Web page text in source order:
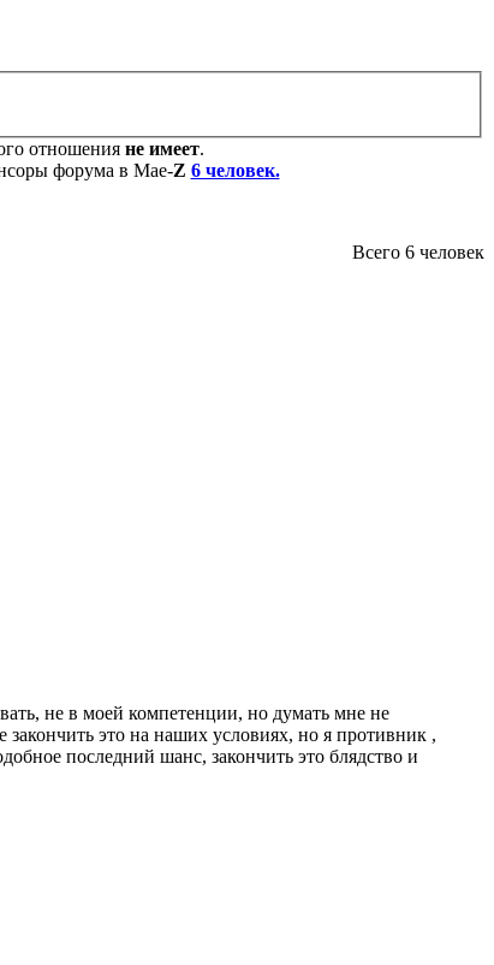
отношения не имеет.
форума в Мае-Z 6 человек.
Всего 6 человек
не в моей компетенции, но думать мне не
закончить это на наших условиях, но я противник ,
последний шанс, закончить это блядство и